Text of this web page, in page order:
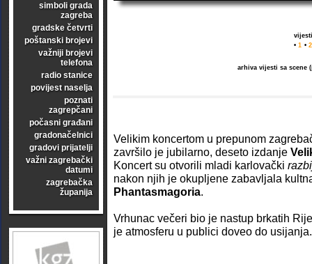
simboli grada
zagreba
gradske četvrti
poštanski brojevi
važniji brojevi
telefona
radio stanice
povijest naselja
poznati
zagrepčani
počasni građani
gradonačelnici
gradovi prijatelji
važni zagrebački
datumi
zagrebačka
županija
• 1 • 2
arhiva vijesti sa scene
Velikim koncertom u prepunom
završilo je jubilarno, deseto izdanje
Koncert su otvorili mladi karlovački
nakon njih je okupljene zabavljala
Phantasmagoria.
Vrhunac večeri bio je nastup brkatih
je atmosferu u publici doveo do usijanja.